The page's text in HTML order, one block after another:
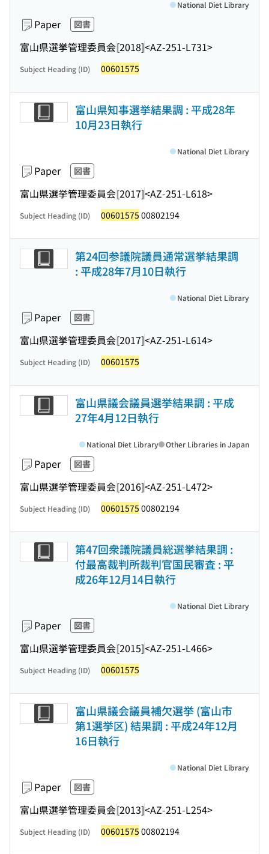
Paper 図書
富山県選挙管理委員会[2018]<AZ-251-L731>
National Diet Library
Subject Heading (ID) 00601575
富山県知事選挙結果調 : 平成28年
10月23日執行
Paper 図書
富山県選挙管理委員会[2017]<AZ-251-L618>
National Diet Library
Subject Heading (ID) 00601575 00802194
第24回参議院議員通常選挙結果調
: 平成28年7月10日執行
Paper 図書
富山県選挙管理委員会[2017]<AZ-251-L614>
National Diet Library
Subject Heading (ID) 00601575
富山県議会議員選挙結果調 : 平成
27年4月12日執行
Paper 図書
富山県選挙管理委員会[2016]<AZ-251-L472>
National Diet Library Other Libraries in Japan
Subject Heading (ID) 00601575 00802194
第47回衆議院議員総選挙結果調 :
付最高裁判所裁判官国民審査 : 平
成26年12月14日執行
Paper 図書
富山県選挙管理委員会[2015]<AZ-251-L466>
National Diet Library
Subject Heading (ID) 00601575
富山県議会議員補欠選挙 (富山市
第1選挙区) 結果調 : 平成24年12月
16日執行
Paper 図書
富山県選挙管理委員会[2013]<AZ-251-L254>
National Diet Library
Subject Heading (ID) 00601575 00802194